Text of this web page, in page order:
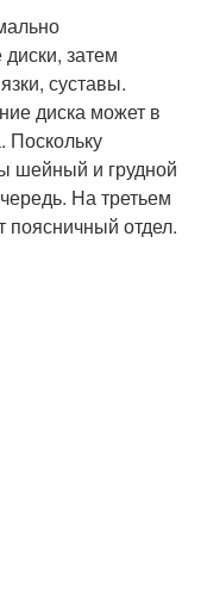
затем
суставы.
диска может в
Поскольку
шейный и грудной
На третьем
поясничный отдел.